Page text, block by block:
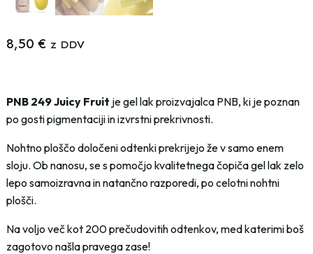
8,50 € z DDV
PNB 249 Juicy Fruit je gel lak proizvajalca PNB, ki je poznan
po gosti pigmentaciji in izvrstni prekrivnosti.
Nohtno ploščo določeni odtenki prekrijejo že v samo enem
sloju. Ob nanosu, se s pomočjo kvalitetnega čopiča gel lak zelo
lepo samoizravna in natančno razporedi, po celotni nohtni
plošči.
Na voljo več kot 200 prečudovitih odtenkov, med katerimi boš
zagotovo našla pravega zase!